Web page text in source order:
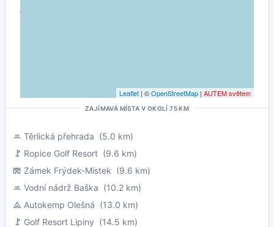
Leaflet | ©OpenStreetMap | AUTEM světem
ZAJÍMAVÁ MÍSTA V OKOLÍ 75 KM
Těrlická přehrada (5.0 km)
Ropice Golf Resort (9.6 km)
Zámek Frýdek-Místek (9.6 km)
Vodní nádrž Baška (10.2 km)
Autokemp Olešná (13.0 km)
Golf Resort Lipiny (14.5 km)